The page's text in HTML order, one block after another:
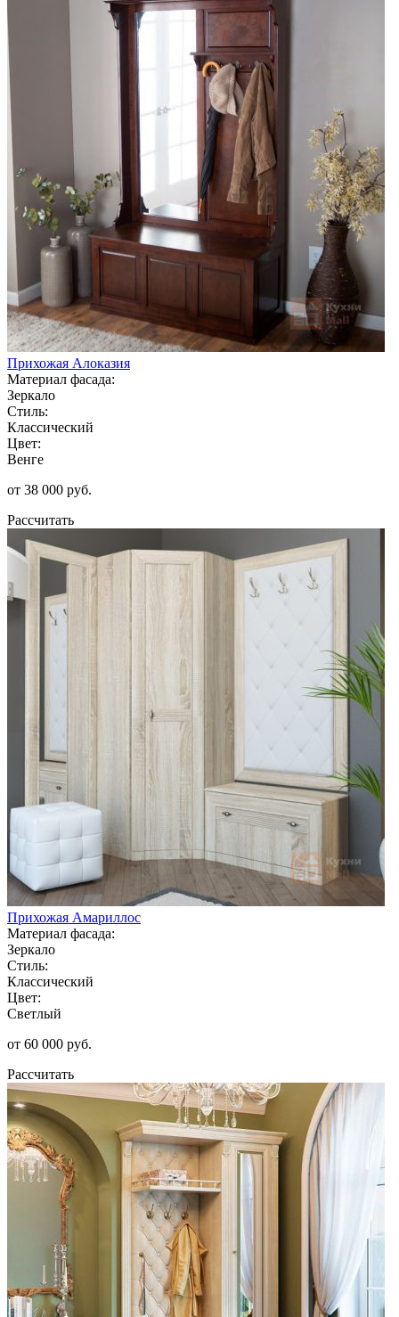
Прихожая Алоказия
Материал фасада:
Зеркало
Стиль:
Классический
Цвет:
Венге
от 38 000 руб.
Рассчитать
Прихожая Амариллос
Материал фасада:
Зеркало
Стиль:
Классический
Цвет:
Светлый
от 60 000 руб.
Рассчитать